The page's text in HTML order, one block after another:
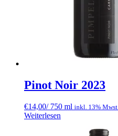
Pinot Noir 2023
€14,00/ 750 ml inkl. 13% Mwst.
Weiterlesen